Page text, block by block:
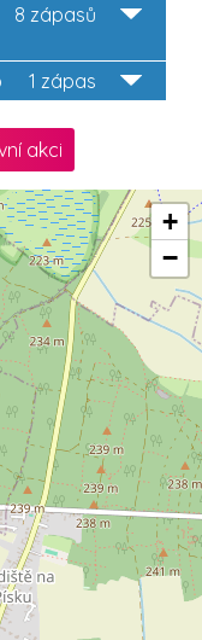
8 zápasů
1 zápas
akci
+
−